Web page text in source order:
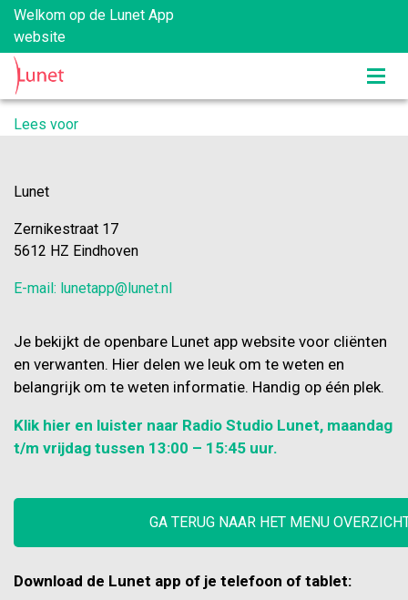
Welkom op de Lunet App
website
Lees voor
Lunet
Zernikestraat 17
5612 HZ Eindhoven
E-mail: lunetapp@lunet.nl
Je bekijkt de openbare Lunet app website voor cliënten
en verwanten. Hier delen we leuk om te weten en
belangrijk om te weten informatie. Handig op één plek.
Klik hier en luister naar Radio Studio Lunet, maandag
t/m vrijdag tussen 13:00 – 15:45 uur.
GA TERUG NAAR HET MENU
Download de Lunet app of je telefoon of tablet: